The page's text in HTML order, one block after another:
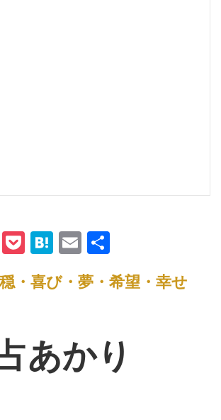
Li
P
ck
H
e
E
ail
・喜び・夢・希望・幸せ
あかり